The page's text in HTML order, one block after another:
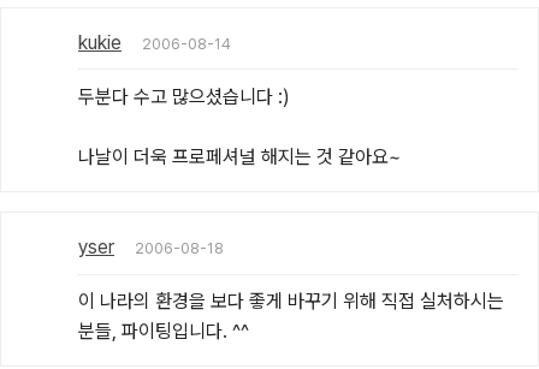
kukie 2006-08-14
두분다 수고 많으셨습니다 :)
나날이 더욱 프로페셔널 해지는 것 같아요~
yser 2006-08-18
이 나라의 환경을 보다 좋게 바꾸기 위해 직접 실처하시는
분들, 파이팅입니다. ^^